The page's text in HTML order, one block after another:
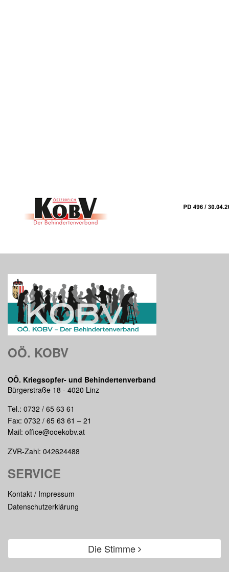
OÖ. KOBV
OÖ. Kriegsopfer- und Behindertenverband
Bürgerstraße 18 - 4020 Linz
Tel.: 0732 / 65 63 61
Fax: 0732 / 65 63 61 – 21
Mail: office@ooekobv.at
ZVR-Zahl: 042624488
SERVICE
Kontakt / Impressum
Datenschutzerklärung
Die Stimme